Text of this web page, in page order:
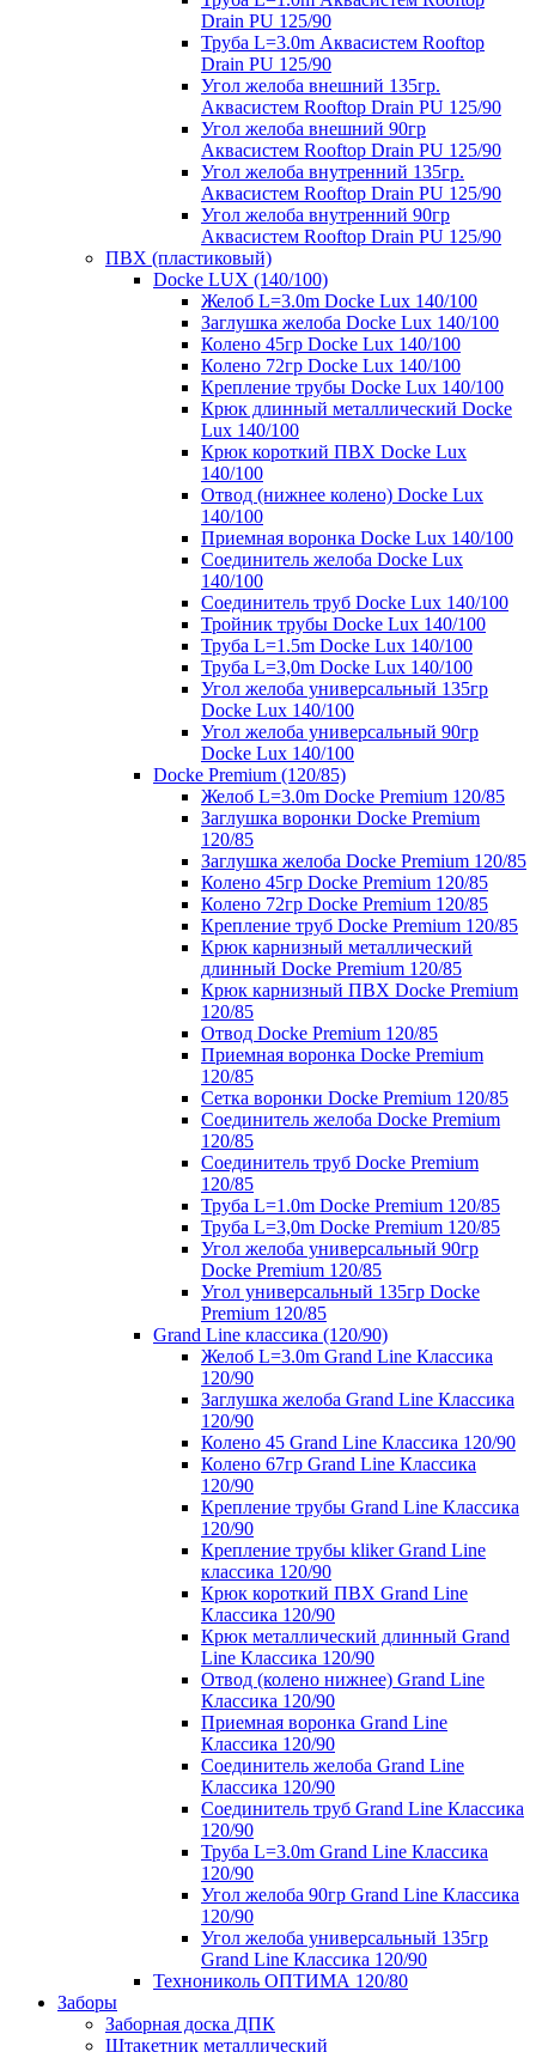
Drain PU 125/90
Труба L=3.0m Аквасистем Rooftop
Drain PU 125/90
Угол желоба внешний 135гр.
Аквасистем Rooftop Drain PU 125/90
Угол желоба внешний 90гр
Аквасистем Rooftop Drain PU 125/90
Угол желоба внутренний 135гр.
Аквасистем Rooftop Drain PU 125/90
Угол желоба внутренний 90гр
Аквасистем Rooftop Drain PU 125/90
ПВХ (пластиковый)
Docke LUX (140/100)
Желоб L=3.0m Docke Lux 140/100
Заглушка желоба Docke Lux 140/100
Колено 45гр Docke Lux 140/100
Колено 72гр Docke Lux 140/100
Крепление трубы Docke Lux 140/100
Крюк длинный металлический Docke
Lux 140/100
Крюк короткий ПВХ Docke Lux
140/100
Отвод (нижнее колено) Docke Lux
140/100
Приемная воронка Docke Lux 140/100
Соединитель желоба Docke Lux
140/100
Соединитель труб Docke Lux 140/100
Тройник трубы Docke Lux 140/100
Труба L=1.5m Docke Lux 140/100
Труба L=3,0m Docke Lux 140/100
Угол желоба универсальный 135гр
Docke Lux 140/100
Угол желоба универсальный 90гр
Docke Lux 140/100
Docke Premium (120/85)
Желоб L=3.0m Docke Premium 120/85
Заглушка воронки Docke Premium
120/85
Заглушка желоба Docke Premium 120/85
Колено 45гр Docke Premium 120/85
Колено 72гр Docke Premium 120/85
Крепление труб Docke Premium 120/85
Крюк карнизный металлический
длинный Docke Premium 120/85
Крюк карнизный ПВХ Docke Premium
120/85
Отвод Docke Premium 120/85
Приемная воронка Docke Premium
120/85
Сетка воронки Docke Premium 120/85
Соединитель желоба Docke Premium
120/85
Соединитель труб Docke Premium
120/85
Труба L=1.0m Docke Premium 120/85
Труба L=3,0m Docke Premium 120/85
Угол желоба универсальный 90гр
Docke Premium 120/85
Угол универсальный 135гр Docke
Premium 120/85
Grand Line классика (120/90)
Желоб L=3.0m Grand Line Классика
120/90
Заглушка желоба Grand Line Классика
120/90
Колено 45 Grand Line Классика 120/90
Колено 67гр Grand Line Классика
120/90
Крепление трубы Grand Line Классика
120/90
Крепление трубы kliker Grand Line
классика 120/90
Крюк короткий ПВХ Grand Line
Классика 120/90
Крюк металлический длинный Grand
Line Классика 120/90
Отвод (колено нижнее) Grand Line
Классика 120/90
Приемная воронка Grand Line
Классика 120/90
Соединитель желоба Grand Line
Классика 120/90
Соединитель труб Grand Line Классика
120/90
Труба L=3.0m Grand Line Классика
120/90
Угол желоба 90гр Grand Line Классика
120/90
Угол желоба универсальный 135гр
Grand Line Классика 120/90
Технониколь ОПТИМА 120/80
Заборы
Заборная доска ДПК
Штакетник металлический